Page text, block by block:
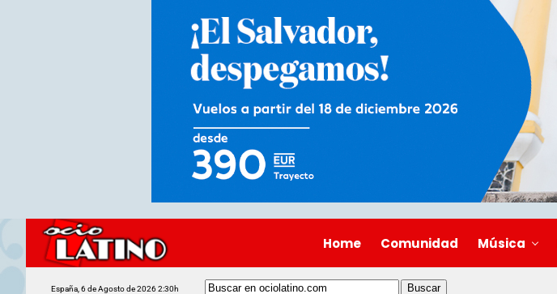
Home Comunidad Música
España, 6 de Agosto de 2026 2:30h